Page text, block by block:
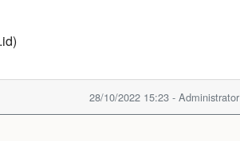
28/10/2022 15:23 - Administrator